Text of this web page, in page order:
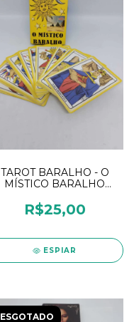
TAROT BARALHO - O
MÍSTICO BARALHO
R$25,00
ESPIAR
ESGOTADO